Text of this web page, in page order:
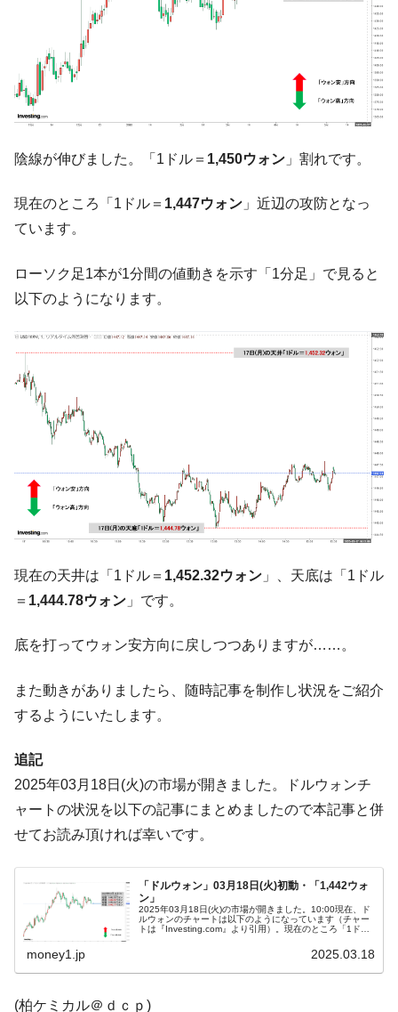
『Money1』
韓国「信用赦免を何回やっても、何回やっ
ても」⇒ 257万人赦免したのに60万人がまた延滞者に転
落！
『Money1』
韓国K9専用砲弾･装薬自動供給装甲車両･珍
兵器「K10」が改良に乗り出す。
体だけで410億ドル、輸出全体の41％もある
や、若者に起業させよう」⇒ どんな雇用対策だソレ。
『Money1』
『Money1』
韓国「ここは北朝鮮なのか。選管がサーバ
ーにウソのデータを入力したのは明白だ」
『Money1』
韓国･李在明さっそく不動産対策で浅薄な発
言。
『Money1』
だ。
『Money1』
す」⇒「金を経由するドル入手」手段ではないのか？
『Money1』
韓国･外為取引量「1日当たり1,214.4億ド
ル」まで拡大 ⇒ 海外資金の動きに強く左右される状態
『Money1』
韓国･帰ってきた李在明。李在明を支持しな
『Money1』
韓国大統領府ボンクラ政策室長が告発され
た ⇒ 国家が行った恐るべき株価操作であり、空前の国政壟
『Money1』
韓国･警察職員が「丸刈りになって抗議活
『Money1』
中国だけが鉄鋼輸出を異常増加させる ⇒ 中
国の過剰生産が世界を蝕む。
種は全般的「不調」⇒ PSIが示す現況は決して良くない。
『Money1』
【米韓激突案件】韓国消費者院が『クーパ
ン』1人当たり賠償10万ウォンを認定 ⇒ 総額3兆7,000億
『Money1』 韓国で猛暑。南東部では干ばつ
韓国型イージス搭載の次世代駆逐艦
「KDDX」1番艦、2032年竣工と公示
『Money1』
【対日本円】ウォン安が急進！ 日米の協調
に韓国がいっちょがみしたのでは。
『Money1』
韓国政府『BYD』車への補助金を全廃 ⇒ 実
陰線が伸びました。「1ドル＝ 1,450ウォン 」割れです。
現在のところ「1ドル＝ 1,447ウォン 」近辺の攻防となっ
ています。
ローソク足1本が1分間の値動きを示す「1分足」で見ると
以下のようになります。
現在の天井は「1ドル＝ 1,452.32ウォン 」、天底は「1ドル
＝ 1,444.78ウォン 」です。
底を打ってウォン安方向に戻しつつありますが……。
また動きがありましたら、随時記事を制作し状況をご紹介
するようにいたします。
追記
2025年03月18日(火)の市場が開きました。ドルウォンチ
ャートの状況を以下の記事にまとめましたので本記事と併
せてお読み頂ければ幸いです。
「ドルウォン」03月18日(火)初動・「1,442ウォ
ン」
2025年03月18日(火)の市場が開きました。10:00現在、ド
ルウォンのチャートは以下のようになっています（チャー
トは『Investing.com』より引用）。現在のところ「1ドル
money1.jp 2025.03.18
(柏ケミカル＠ｄｃｐ)